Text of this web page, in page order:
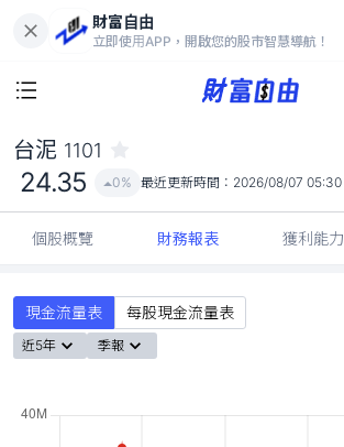
財富自由
立即使用APP，開啟您的股市智慧導航！
24.35
0%
台泥 1101
24.35 0% 最近更新時間： 2026/08/07 05:30
個股概覽 財務報表 獲利能力
現金流量表 每股現金流量表
近5年 季報